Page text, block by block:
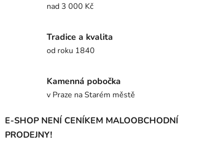
nad 3 000 Kč
Tradice a kvalita
od roku 1840
Kamenná pobočka
v Praze na Starém městě
E-SHOP NENÍ CENÍKEM MALOOBCHODNÍ
PRODEJNY!